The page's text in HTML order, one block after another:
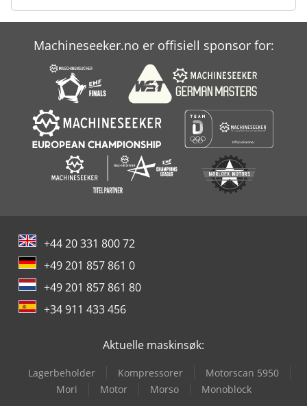
Machineseeker.no er offisiell sponsor for:
+44 20 331 800 72
+49 201 857 861 0
+49 201 857 861 80
+34 911 433 456
Aktuelle maskinsøk:
Lagerbeholder Kompressorer
Motorscan 5950
Mori
Motor Morso Monoblock